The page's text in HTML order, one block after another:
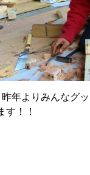
年よりみんなグ
す！！